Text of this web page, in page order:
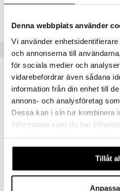
Denna webbplats använder
Vi använder
och annonserna till
för sociala medier och
vidarebefordrar även sådana
information från din enhet till
annons- och analysföretag
Dessa kan i sin tur kombinera
information som du har
våra cookies vid fortsatt
Tillåt
Anpassa
Tuotenumero
Vinkkejä
Nivea Dry Fresh Roll On Deodorant